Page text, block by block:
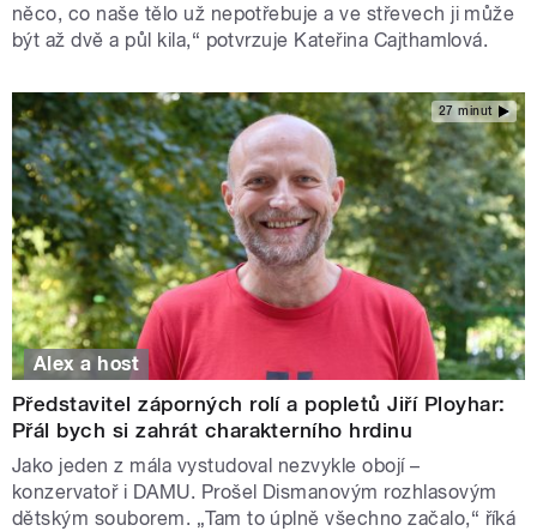
něco, co naše tělo už nepotřebuje a ve střevech ji může
být až dvě a půl kila,“ potvrzuje Kateřina Cajthamlová.
27 minut
Alex a host
Představitel záporných rolí a popletů Jiří Ployhar:
Přál bych si zahrát charakterního hrdinu
Jako jeden z mála vystudoval nezvykle obojí –
konzervatoř i DAMU. Prošel Dismanovým rozhlasovým
dětským souborem. „Tam to úplně všechno začalo,“ říká